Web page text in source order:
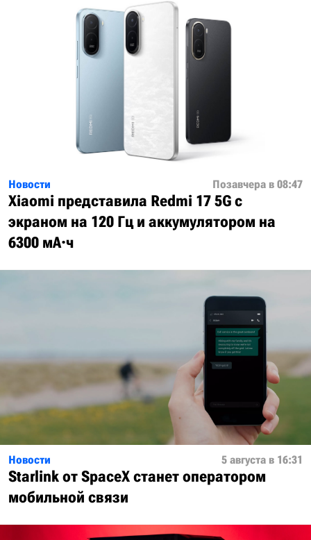
Новости Позавчера в 08:47
Xiaomi представила Redmi 17 5G с
экраном на 120 Гц и аккумулятором на
6300 мА·ч
Новости 5 августа в 16:31
Starlink от SpaceX станет оператором
мобильной связи